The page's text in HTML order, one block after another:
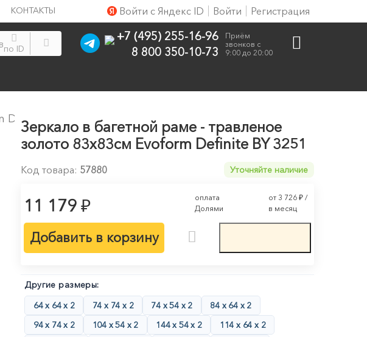
КОНТАКТЫ Регистрация
Войти
Войти с Яндекс ID
Приём
звонков с
9:00 до 20:00
+7 (495) 255-16-96
8 800 350-10-73
по ID
Зеркало в багетной раме - травленое
золото 83х83см Evoform Definite BY 3251
Код товара: 57880 Уточняйте наличие
11 179₽
оплата
Долями
от 3 726 ₽/
в месяц
Добавить в корзину
Другие размеры:
64 х 64 х 2
74 х 74 х 2 74 х 54 х 2
84 х 64 х 2
94 х 74 х 2
104 х 54 х 2 144 х 54 х 2
114 х 64 х 2